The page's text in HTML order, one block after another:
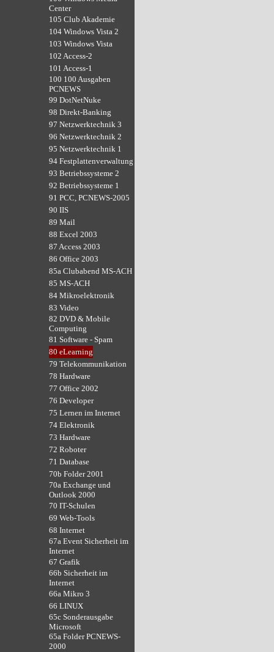
Center
105 Club Akademie
104 Windows Vista 2
103 Windows Vista
102 Access-2
101 Access-1
100 100 Ausgaben
PCNEWS
99 DotNetNuke
98 Direkt-Banking
97 Netzwerktechnik 3
96 Netzwerktechnik 2
95 Netzwerktechnik 1
94 Festplattenverwaltung
93 Betriebssysteme 2
92 Betriebssysteme 1
91 PCC, PCNEWS-2005
90 IIS
89 Mail
88 Excel 2003
87 Access 2003
86 Office 2003
85a Clubabend MS-ACH
85 MS-ACH
84 Mikroelektronik
83 Video
82 DVD & Mobile
Computing
81 Software - Spam
80 eLearning
79 Telekommunikation
78 Hardware
77 Office 2002
76 Developer
75 Lernen im Internet
74 Elektronik
73 Hardware
72 Roboter
71 Database
70b Folder 2001
70a Exchange und
Outlook 2000
70 IT-Schulen
69 Web-Tools
68 Internet
67a Event Sicherheit im
Internet
67 Grafik
66b Sicherheit im
Internet
66a Mikro 3
66 LINUX
65c Sonderausgabe
Microsoft
65a Folder PCNEWS-
2000